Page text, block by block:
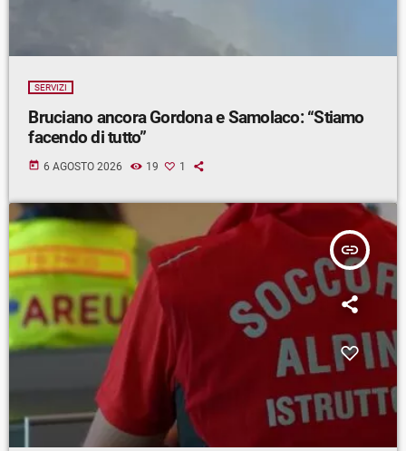
SERVIZI
Bruciano ancora Gordona e Samolaco: “Stiamo
facendo di tutto”
today 6 AGOSTO 2026 19 1
insert_link